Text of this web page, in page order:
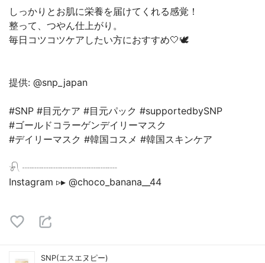
しっかりとお肌に栄養を届けてくれる感覚！
整って、つやん仕上がり。
毎日コツコツケアしたい方におすすめ🤍🕊
提供: @snp_japan
#SNP #目元ケア #目元パック #supportedbySNP
#ゴールドコラーゲンデイリーマスク
#デイリーマスク #韓国コスメ #韓国スキンケア
𓍯 ‬┈┈┈┈┈┈┈┈┈┈
Instagram ▹▸ @choco_banana__44
SNP(エスエヌピー)